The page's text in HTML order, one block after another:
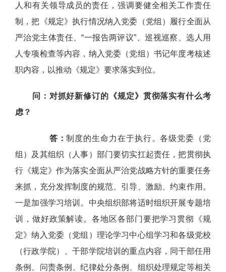
人和有关领导成员的责任，强调要健全相关工作责任
制，把《规定》执行情况纳入党委（党组）履行全面从
严治党主体责任、“一报告两评议”、巡视巡察、选人用
人专项检查等内容，纳入党委（党组）书记年度考核述
职内容，以推动《规定》要求落实到位。
问：对抓好新修订的《规定》贯彻落实有什么考
虑？
答：制度的生命力在于执行。各级党委（党
组）及其组织（人事）部门要切实扛起责任，把贯彻执
行《规定》作为落实全面从严治党战略方针的重要任务
来抓，充分发挥制度的规范、引导、激励、约束作用。
一是加强学习培训。中央组织部将适时组织开展专题培
训，做好政策解读。各地区各部门要把学习贯彻《规
定》纳入党委（党组）理论学习中心组学习和各级党校
（行政学院）、干部学院培训的重点内容，同干部任用
条例、问责条例、纪律处分条例、组织处理规定等相关